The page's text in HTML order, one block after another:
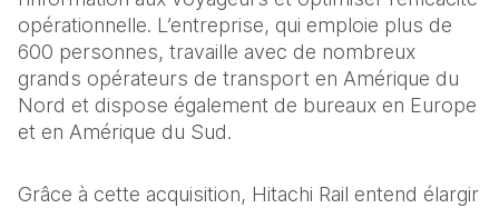
opérationnelle. L’entreprise, qui emploie plus de
600 personnes, travaille avec de nombreux
grands opérateurs de transport en Amérique du
Nord et dispose également de bureaux en Europe
et en Amérique du Sud.
Grâce à cette acquisition, Hitachi Rail entend élargir